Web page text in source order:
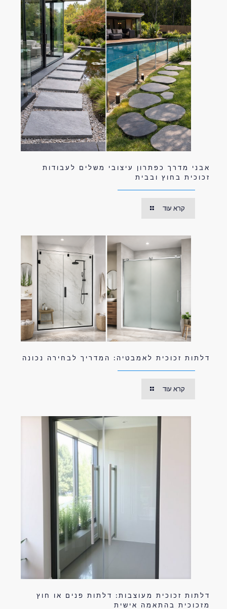
אבני מדרך כפתרון עיצובי משלים לעבודות
זכוכית בחוץ ובבית
קרא עוד
דלתות זכוכית לאמבטיה: המדריך לבחירה נכונה
קרא עוד
דלתות זכוכית מעוצבות: דלתות פנים או חוץ
מזכוכית בהתאמה אישית